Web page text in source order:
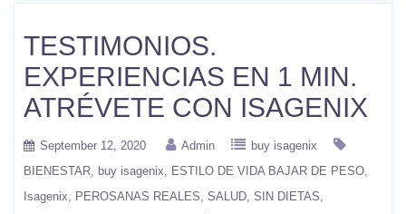
TESTIMONIOS.
EXPERIENCIAS EN 1 MIN.
ATRÉVETE CON ISAGENIX
September 12, 2020 Admin
buy isagenix
BIENESTAR
buy isagenix
ESTILO DE VIDA BAJAR DE PESO
Isagenix
PEROSANAS REALES SALUD SIN DIETAS